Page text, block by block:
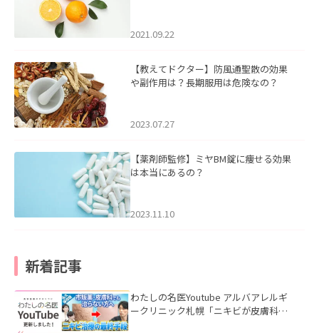
2021.09.22
【教えてドクター】防風通聖散の効果
や副作用は？長期服用は危険なの？
2023.07.27
【薬剤師監修】ミヤBM錠に痩せる効果
は本当にあるの？
2023.11.10
新着記事
わたしの名医Youtube アルバアレルギ
ークリニック札幌「ニキビが皮膚科で